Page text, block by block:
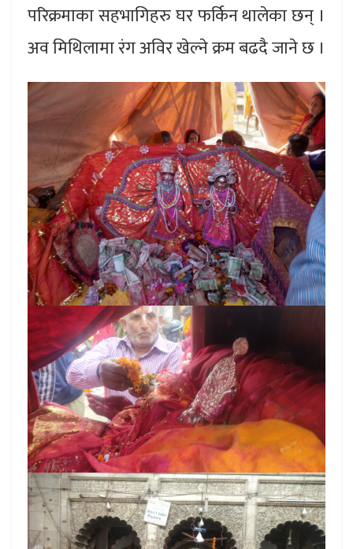
परिक्रमाका सहभागिहरु घर फर्किन थालेका छन् ।
अव मिथिलामा रंग अविर खेल्ने क्रम बढदै जाने छ ।